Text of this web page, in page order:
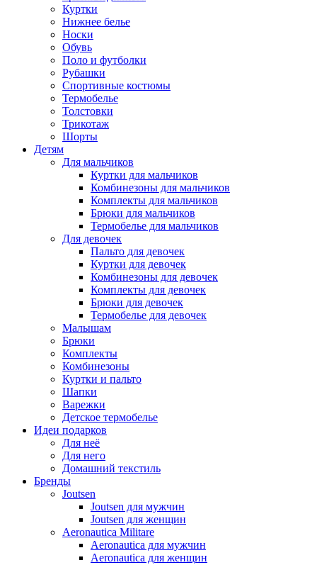
Куртки
Нижнее белье
Носки
Обувь
Поло и футболки
Рубашки
Спортивные костюмы
Термобелье
Толстовки
Трикотаж
Шорты
Детям
Для мальчиков
Куртки для мальчиков
Комбинезоны для мальчиков
Комплекты для мальчиков
Брюки для мальчиков
Термобелье для мальчиков
Для девочек
Пальто для девочек
Куртки для девочек
Комбинезоны для девочек
Комплекты для девочек
Брюки для девочек
Термобелье для девочек
Малышам
Брюки
Комплекты
Комбинезоны
Куртки и пальто
Шапки
Варежки
Детское термобелье
Идеи подарков
Для неё
Для него
Домашний текстиль
Бренды
Joutsen
Joutsen для мужчин
Joutsen для женщин
Aeronautica Militare
Aeronautica для мужчин
Aeronautica для женщин